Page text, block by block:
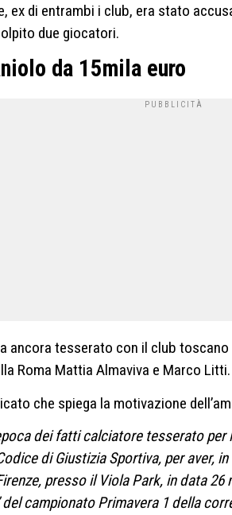
ex di entrambi i club, era stato
due giocatori.
da 15mila euro
ancora tesserato con il club
Roma Mattia Almaviva e Marco Litti.
che spiega la motivazione
dei fatti calciatore tesserato
di Giustizia Sportiva, per aver,
presso il Viola Park, in data 26
del campionato Primavera 1 della